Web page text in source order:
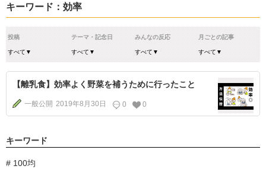
キーワード：効率
投稿 テーマ・記念日 みんなの反応 月ごとの記事
【離乳食】効率よく野菜を補うために行ったこと
一般公開 2019年8月30日 0 0
キーワード
100均